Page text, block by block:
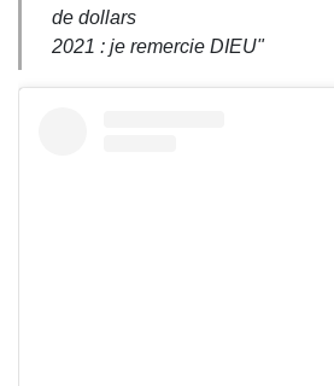
de dollars
2021 : je remercie DIEU"